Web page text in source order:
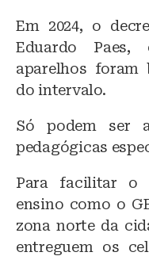
Em 2024, o
Eduardo
aparelhos foram
do intervalo.
Só podem ser
pedagógicas
Para facilitar o
ensino como o
zona norte da
entreguem os